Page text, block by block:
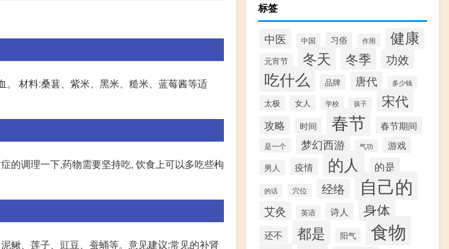
材料:桑葚、紫米、黑米、糙米、蓝莓酱等适
的调理一下,药物需要坚持吃, 饮食上可以多吃些枸
鳅、莲子、豇豆、蚕蛹等。意见建议:常见的补肾
标签
中医 中国 习俗 作用 健康
元宵节 冬天 冬季 功效
吃什么 品牌 唐代 多少钱
太极 女人 学校 孩子 宋代
攻略 时间 春节 春节期间
是一个 梦幻西游 气功 游戏
男人 疫情 的人 的是
的话 穴位 经络 自己的
艾灸 英语 诗人 身体
还不 都是 阳气 食物